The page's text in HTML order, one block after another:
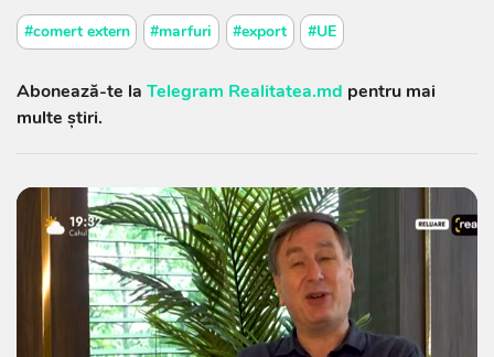
#comert extern #marfuri #export #UE
Abonează-te la Telegram Realitatea.md pentru mai
multe știri.